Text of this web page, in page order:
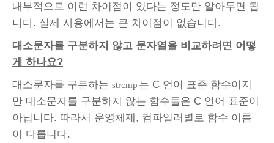
내부적으로 이런 차이점이 있다는 정도만 알아두면 됩
니다. 실제 사용에서는 큰 차이점이 없습니다.
대소문자를 구분하지 않고 문자열을 비교하려면 어떻
게 하나요?
대소문자를 구분하는 strcmp 는 C 언어 표준 함수이지
만 대소문자를 구분하지 않는 함수들은 C 언어 표준이
아닙니다. 따라서 운영체제, 컴파일러별로 함수 이름
이 다릅니다.